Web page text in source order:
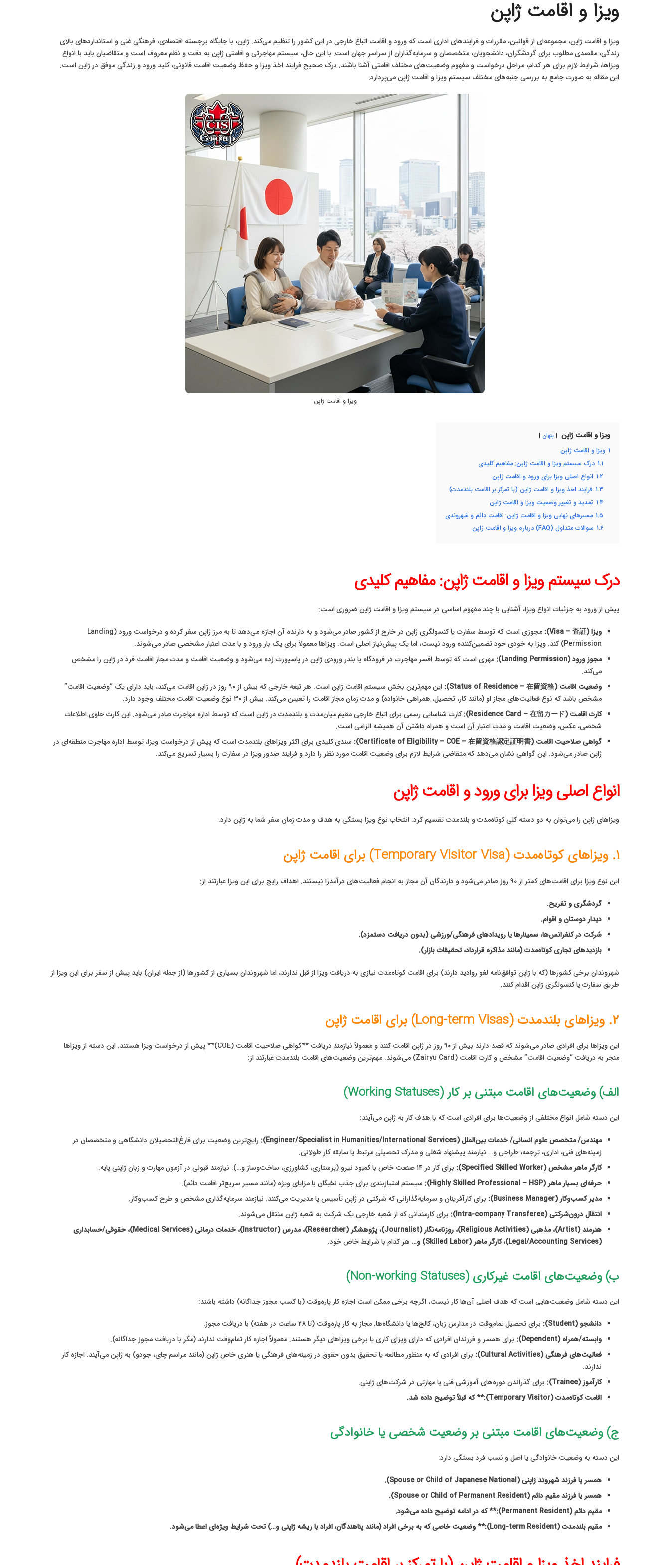
ویزا و اقامت ژاپن
ویزا و اقامت ژاپن، مجموعه‌ای از قوانین، مقررات و فرایندهای اداری است که ورود و اقامت اتباع خارجی در این کشور را تنظیم می‌کند. ژاپن، با جایگاه برجسته اقتصادی، فرهنگی غنی و استانداردهای بالای
زندگی، مقصدی مطلوب برای گردشگران، دانشجویان، متخصصان و سرمایه‌گذاران از سراسر جهان است. با این حال، سیستم مهاجرتی و اقامتی ژاپن به دقت و نظم معروف است و متقاضیان باید با انواع
ویزاها، شرایط لازم برای هر کدام، مراحل درخواست و مفهوم وضعیت‌های مختلف اقامتی آشنا باشند. درک صحیح فرایند اخذ ویزا و حفظ وضعیت اقامت قانونی، کلید ورود و زندگی موفق در ژاپن است.
این مقاله به صورت جامع به بررسی جنبه‌های مختلف سیستم ویزا و اقامت ژاپن می‌پردازد.
ویزا و اقامت ژاپن
ویزا و اقامت ژاپن پنهان
1 ویزا و اقامت ژاپن
1.1 درک سیستم ویزا و اقامت ژاپن: مفاهیم کلیدی
1.2 انواع اصلی ویزا برای ورود و اقامت ژاپن
1.3 فرایند اخذ ویزا و اقامت ژاپن (با تمرکز بر اقامت بلندمدت)
1.4 تمدید و تغییر وضعیت ویزا و اقامت ژاپن
1.5 مسیرهای نهایی ویزا و اقامت ژاپن: اقامت دائم و شهروندی
1.6 سوالات متداول (FAQ) درباره ویزا و اقامت ژاپن
درک سیستم ویزا و اقامت ژاپن: مفاهیم کلیدی
پیش از ورود به جزئیات انواع ویزا، آشنایی با چند مفهوم اساسی در سیستم ویزا و اقامت ژاپن ضروری است:
ویزا (Visa – 査証):
مجوزی است که توسط سفارت یا کنسولگری ژاپن در خارج از کشور صادر می‌شود و به دارنده آن اجازه می‌دهد تا به مرز ژاپن سفر کرده و درخواست ورود (Landing
Permission) کند. ویزا به خودی خود تضمین‌کننده ورود نیست، اما یک پیش‌نیاز اصلی است. ویزاها معمولاً برای یک بار ورود و با مدت اعتبار مشخصی صادر می‌شوند.
مجوز ورود (Landing Permission):
مهری است که توسط افسر مهاجرت در فرودگاه یا بندر ورودی ژاپن در پاسپورت زده می‌شود و وضعیت اقامت و مدت مجاز اقامت فرد در ژاپن را مشخص
می‌کند.
وضعیت اقامت (Status of Residence – 在留資格):
این مهم‌ترین بخش سیستم اقامت ژاپن است. هر تبعه خارجی که بیش از ۹۰ روز در ژاپن اقامت می‌کند، باید دارای یک “وضعیت اقامت”
مشخص باشد که نوع فعالیت‌های مجاز او (مانند کار، تحصیل، همراهی خانواده) و مدت زمان مجاز اقامت را تعیین می‌کند. بیش از ۳۰ نوع وضعیت اقامت مختلف وجود دارد.
کارت اقامت (Residence Card – 在留カード):
کارت شناسایی رسمی برای اتباع خارجی مقیم میان‌مدت و بلندمدت در ژاپن است که توسط اداره مهاجرت صادر می‌شود. این کارت حاوی اطلاعات
شخصی، عکس، وضعیت اقامت و مدت اعتبار آن است و همراه داشتن آن همیشه الزامی است.
گواهی صلاحیت اقامت (Certificate of Eligibility – COE – 在留資格認定証明書):
سندی کلیدی برای اکثر ویزاهای بلندمدت است که پیش از درخواست ویزا، توسط اداره مهاجرت منطقه‌ای در
ژاپن صادر می‌شود. این گواهی نشان می‌دهد که متقاضی شرایط لازم برای وضعیت اقامت مورد نظر را دارد و فرایند صدور ویزا در سفارت را بسیار تسریع می‌کند.
انواع اصلی ویزا برای ورود و اقامت ژاپن
ویزاهای ژاپن را می‌توان به دو دسته کلی کوتاه‌مدت و بلندمدت تقسیم کرد. انتخاب نوع ویزا بستگی به هدف و مدت زمان سفر شما به ژاپن دارد.
۱. ویزاهای کوتاه‌مدت (Temporary Visitor Visa) برای اقامت ژاپن
این نوع ویزا برای اقامت‌های کمتر از ۹۰ روز صادر می‌شود و دارندگان آن مجاز به انجام فعالیت‌های درآمدزا نیستند. اهداف رایج برای این ویزا عبارتند از:
گردشگری و تفریح.
دیدار دوستان و اقوام.
شرکت در کنفرانس‌ها، سمینارها یا رویدادهای فرهنگی/ورزشی (بدون دریافت دستمزد).
بازدیدهای تجاری کوتاه‌مدت (مانند مذاکره قرارداد، تحقیقات بازار).
شهروندان برخی کشورها (که با ژاپن توافق‌نامه لغو روادید دارند) برای اقامت کوتاه‌مدت نیازی به دریافت ویزا از قبل ندارند، اما شهروندان بسیاری از کشورها (از جمله ایران) باید پیش از سفر برای این ویزا از
طریق سفارت یا کنسولگری ژاپن اقدام کنند.
۲. ویزاهای بلندمدت (Long-term Visas) برای اقامت ژاپن
این ویزاها برای افرادی صادر می‌شوند که قصد دارند بیش از ۹۰ روز در ژاپن اقامت کنند و معمولاً نیازمند دریافت **گواهی صلاحیت اقامت (COE)** پیش از درخواست ویزا هستند. این دسته از ویزاها
منجر به دریافت “وضعیت اقامت” مشخص و کارت اقامت (Zairyu Card) می‌شوند. مهم‌ترین وضعیت‌های اقامت بلندمدت عبارتند از:
الف) وضعیت‌های اقامت مبتنی بر کار (Working Statuses)
این دسته شامل انواع مختلفی از وضعیت‌ها برای افرادی است که با هدف کار به ژاپن می‌آیند:
مهندس/ متخصص علوم انسانی/ خدمات بین‌الملل (Engineer/Specialist in Humanities/International Services):
رایج‌ترین وضعیت برای فارغ‌التحصیلان دانشگاهی و متخصصان در
زمینه‌های فنی، اداری، ترجمه، طراحی و… نیازمند پیشنهاد شغلی و مدرک تحصیلی مرتبط یا سابقه کار طولانی.
کارگر ماهر مشخص (Specified Skilled Worker):
برای کار در ۱۴ صنعت خاص با کمبود نیرو (پرستاری، کشاورزی، ساخت‌وساز و…). نیازمند قبولی در آزمون مهارت و زبان ژاپنی پایه.
حرفه‌ای بسیار ماهر (Highly Skilled Professional – HSP):
سیستم امتیازبندی برای جذب نخبگان با مزایای ویژه (مانند مسیر سریع‌تر اقامت دائم).
مدیر کسب‌وکار (Business Manager):
برای کارآفرینان و سرمایه‌گذارانی که شرکتی در ژاپن تأسیس یا مدیریت می‌کنند. نیازمند سرمایه‌گذاری مشخص و طرح کسب‌وکار.
انتقال درون‌شرکتی (Intra-company Transferee):
برای کارمندانی که از شعبه خارجی یک شرکت به شعبه ژاپن منتقل می‌شوند.
هنرمند (Artist)، مذهبی (Religious Activities)، روزنامه‌نگار (Journalist)، پژوهشگر (Researcher)، مدرس (Instructor)، خدمات درمانی (Medical Services)، حقوقی/حسابداری
(Legal/Accounting Services)، کارگر ماهر (Skilled Labor) و…
هر کدام با شرایط خاص خود.
ب) وضعیت‌های اقامت غیرکاری (Non-working Statuses)
این دسته شامل وضعیت‌هایی است که هدف اصلی آن‌ها کار نیست، اگرچه برخی ممکن است اجازه کار پاره‌وقت (با کسب مجوز جداگانه) داشته باشند:
دانشجو (Student):
برای تحصیل تمام‌وقت در مدارس زبان، کالج‌ها یا دانشگاه‌ها. مجاز به کار پاره‌وقت (تا ۲۸ ساعت در هفته) با دریافت مجوز.
وابسته/همراه (Dependent):
برای همسر و فرزندان افرادی که دارای ویزای کاری یا برخی ویزاهای دیگر هستند. معمولاً اجازه کار تمام‌وقت ندارند (مگر با دریافت مجوز جداگانه).
فعالیت‌های فرهنگی (Cultural Activities):
برای افرادی که به منظور مطالعه یا تحقیق بدون حقوق در زمینه‌های فرهنگی یا هنری خاص ژاپن (مانند مراسم چای، جودو) به ژاپن می‌آیند. اجازه کار
ندارند.
کارآموز (Trainee):
برای گذراندن دوره‌های آموزشی فنی یا مهارتی در شرکت‌های ژاپنی.
اقامت کوتاه‌مدت (Temporary Visitor):** که قبلاً توضیح داده شد.
ج) وضعیت‌های اقامت مبتنی بر وضعیت شخصی یا خانوادگی
این دسته به وضعیت خانوادگی یا اصل و نسب فرد بستگی دارد:
همسر یا فرزند شهروند ژاپنی (Spouse or Child of Japanese National).
همسر یا فرزند مقیم دائم (Spouse or Child of Permanent Resident).
مقیم دائم (Permanent Resident):** که در ادامه توضیح داده می‌شود.
مقیم بلندمدت (Long-term Resident):** وضعیت خاصی که به برخی افراد (مانند پناهندگان، افراد با ریشه ژاپنی و…) تحت شرایط ویژه‌ای اعطا می‌شود.